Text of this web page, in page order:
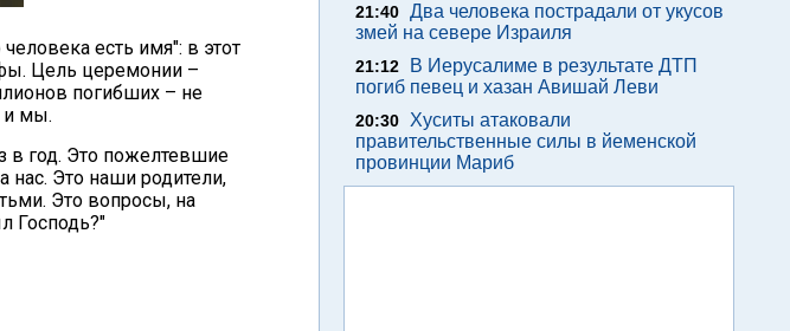
есть имя": в этот
Цель церемонии –
погибших – не
и мы.
в год. Это пожелтевшие
нас. Это наши родители,
Это вопросы, на
Господь?"
21:40 Два человека пострадали от укусов
змей на севере Израиля
21:12
В Иерусалиме в результате ДТП
погиб певец и хазан Авишай Леви
20:30
Хуситы атаковали
правительственные силы в йеменской
провинции Мариб